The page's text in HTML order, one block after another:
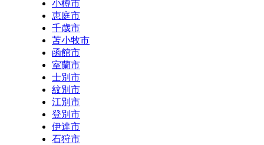
小樽市
恵庭市
千歳市
苫小牧市
函館市
室蘭市
士別市
紋別市
江別市
登別市
伊達市
石狩市